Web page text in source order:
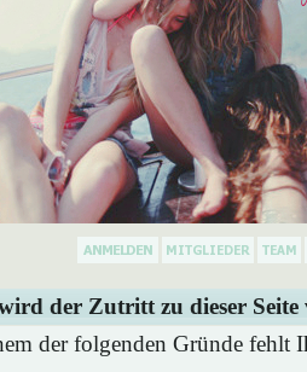
der Zutritt zu dieser Seite
der folgenden Gründe fehlt